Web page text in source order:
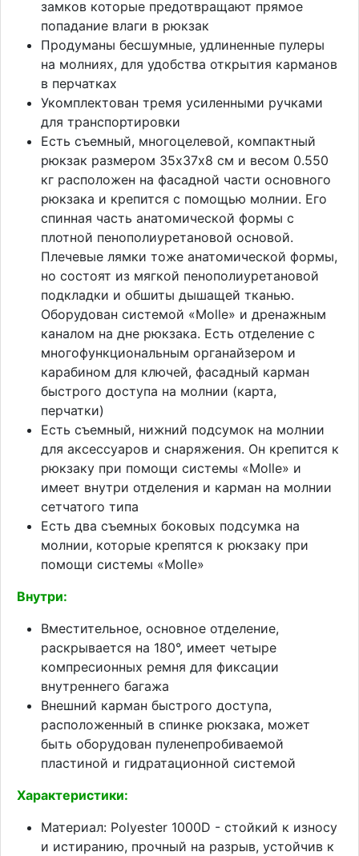
замков которые предотвращают прямое
попадание влаги в рюкзак
Продуманы бесшумные, удлиненные пулеры
на молниях, для удобства открытия карманов
в перчатках
Укомплектован тремя усиленными ручками
для транспортировки
Есть съемный, многоцелевой, компактный
рюкзак размером 35х37х8 см и весом 0.550
кг расположен на фасадной части основного
рюкзака и крепится с помощью молнии. Его
спинная часть анатомической формы с
плотной пенополиуретановой основой.
Плечевые лямки тоже анатомической формы,
но состоят из мягкой пенополиуретановой
подкладки и обшиты дышащей тканью.
Оборудован системой «Molle» и дренажным
каналом на дне рюкзака. Есть отделение с
многофункциональным органайзером и
карабином для ключей, фасадный карман
быстрого доступа на молнии (карта,
перчатки)
Есть съемный, нижний подсумок на молнии
для аксессуаров и снаряжения. Он крепится к
рюкзаку при помощи системы «Molle» и
имеет внутри отделения и карман на молнии
сетчатого типа
Есть два съемных боковых подсумка на
молнии, которые крепятся к рюкзаку при
помощи системы «Molle»
Внутри:
Вместительное, основное отделение,
раскрывается на 180°, имеет четыре
компресионных ремня для фиксации
внутреннего багажа
Внешний карман быстрого доступа,
расположенный в спинке рюкзака, может
быть оборудован пуленепробиваемой
пластиной и гидратационной системой
Характеристики:
Материал: Polyester 1000D - стойкий к износу
и истиранию, прочный на разрыв, устойчив к